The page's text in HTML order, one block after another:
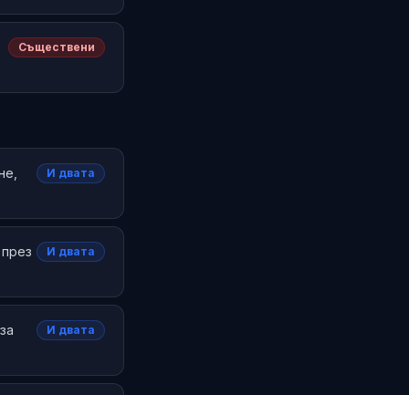
Съществени
И двата
И двата
И двата